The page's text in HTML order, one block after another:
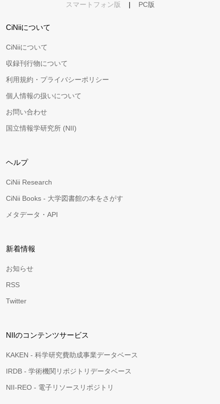
スマートフォン版 | PC版
CiNiiについて
CiNiiについて
収録刊行物について
利用規約・プライバシーポリシー
個人情報の扱いについて
お問い合わせ
国立情報学研究所 (NII)
ヘルプ
CiNii Research
CiNii Books - 大学図書館の本をさがす
メタデータ・API
新着情報
お知らせ
RSS
Twitter
NIIのコンテンツサービス
KAKEN - 科学研究費助成事業データベース
IRDB - 学術機関リポジトリデータベース
NII-REO - 電子リソースリポジトリ